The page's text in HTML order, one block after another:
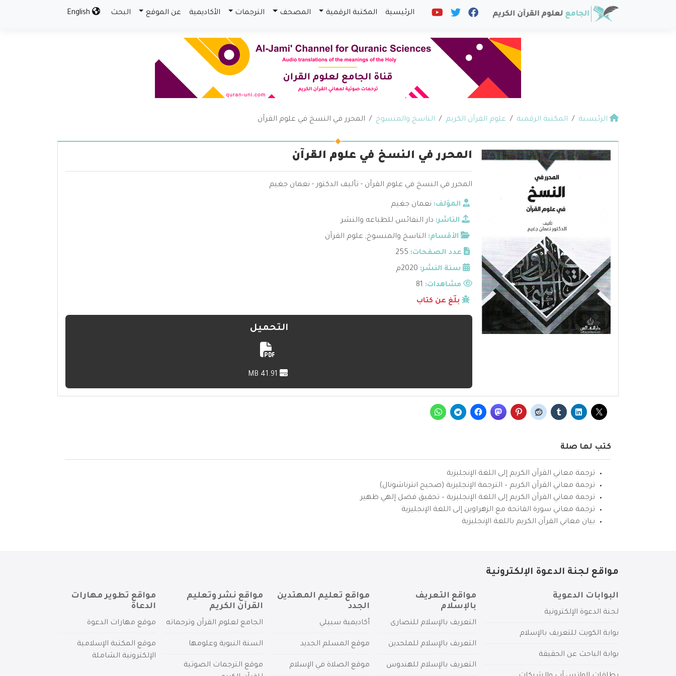
الرئيسية المكتبة الرقمية المصحف الترجمات الأكاديمية عن الموقع البحث
الرئيسية المكتبة الرقمية علوم القرآن الكريم الناسخ والمنسوخ المحرر في النسخ في علوم القرآن
المحرر في النسخ في علوم القرآن
المحرر في النسخ في علوم القرآن - تأليف الدكتور - نعمان جغيم
المؤلف: نعمان جغيم
الناشر: دار النفائس للطباعه والنشر
الأقسام: الناسخ والمنسوخ, علوم القرآن
عدد الصفحات: 255
سنة النشر: 2020م
مشاهدات:
بلّغ عن كتاب
التحميل
كتب لها صلة
ترجمة معاني القرآن الكريم إلى اللغة الإنجليزية
ترجمة معاني القرآن الكريم – الترجمة الإنجليزية (صحيح انترناشونال)
ترجمة معاني القرآن الكريم إلى اللغة الإنجليزية – تحقيق فضل إلهي ظهير
ترجمة معاني سورة الفاتحة مع الزهراوين إلى اللغة الإنجليزية
بيان معاني القرآن الكريم باللغة الإنجليزية
مواقع لجنة الدعوة الإلكترونية
البوابات الدعوية
لجنة الدعوة الإلكترونية
بوابة الكويت للتعريف بالإسلام
بوابة الباحث عن الحقيقة
مواقع التعريف
بالإسلام
التعريف بالإسلام للنصارى
التعريف بالإسلام للملحدين
التعريف بالإسلام للهندوس
مواقع تعليم المهتدين
الجدد
أكاديمية سبيلي
موقع المسلم الجديد
موقع الصلاة في الإسلام
مواقع نشر وتعليم
القرآن الكريم
الجامع لعلوم القرآن وترجماته
السنة النبوية وعلومها
موقع الترجمات الصوتية
مواقع تطوير مهارات
الدعاة
موقع مهارات الدعوة
موقع المكتبة الإسلامية
الإلكترونية الشاملة